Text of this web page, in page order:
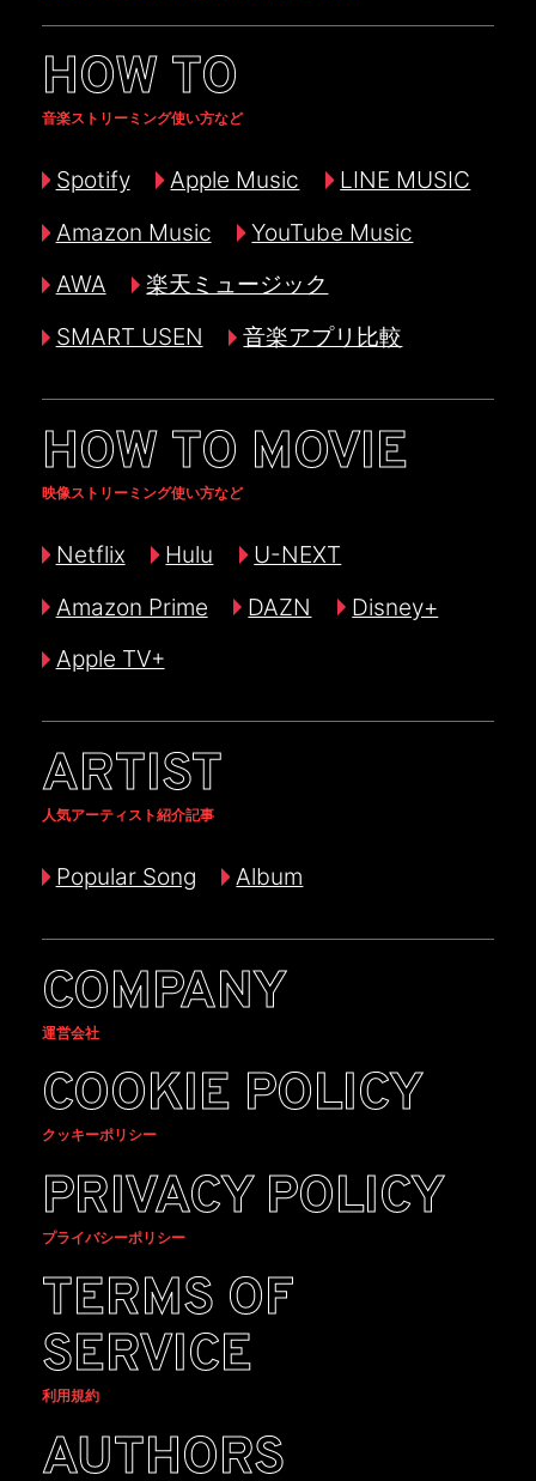
HOW TO
音楽ストリーミング使い方など
Spotify Apple Music
LINE MUSIC
Amazon Music
YouTube Music
AWA
楽天ミュージック
SMART USEN
音楽アプリ比較
HOW TO MOVIE
映像ストリーミング使い方など
Netflix Hulu
U-NEXT
Amazon Prime
DAZN
Disney+
Apple TV+
ARTIST
人気アーティスト紹介記事
Popular Song Album
COMPANY
運営会社
COOKIE POLICY
クッキーポリシー
PRIVACY POLICY
プライバシーポリシー
TERMS OF
SERVICE
利用規約
AUTHORS